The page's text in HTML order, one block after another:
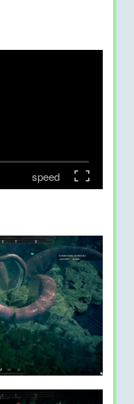
speed